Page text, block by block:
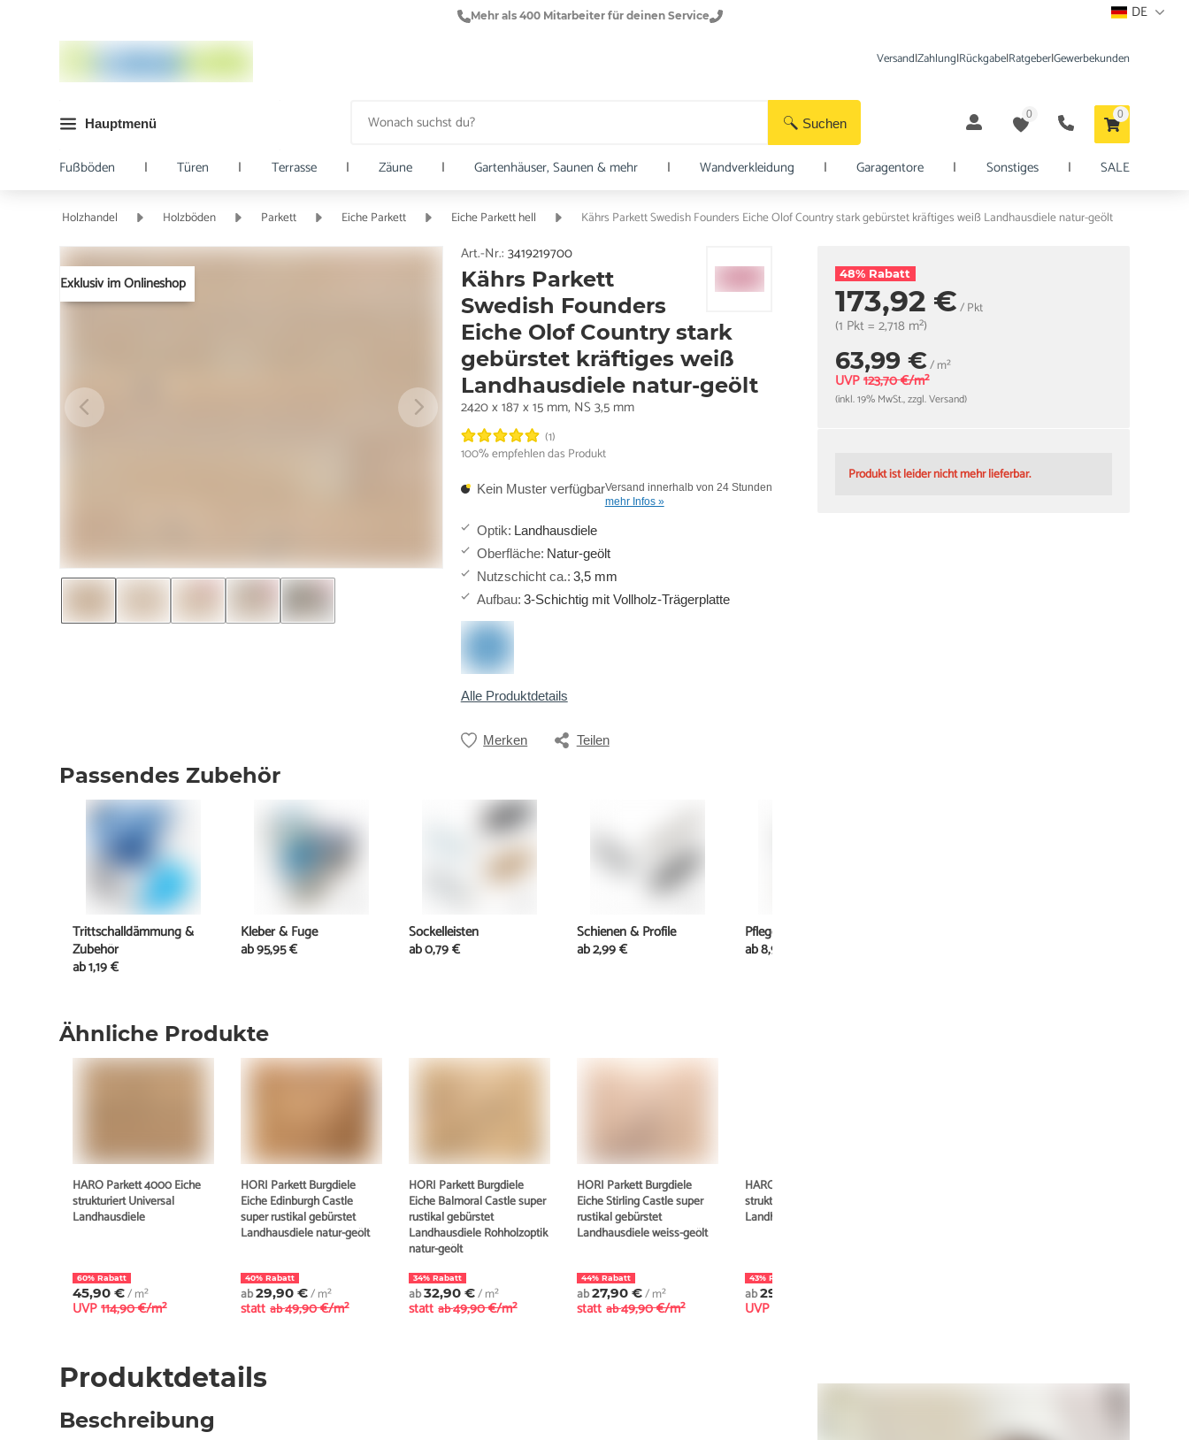
Mehr als 400 Mitarbeiter für deinen Service DE
Suchen
Versand|Zahlung|Rückgabe|Ratgeber|Gewerbekunden
Hauptmenü
0 0
Fußböden | Türen | Terrasse | Zäune | Gartenhäuser, Saunen & mehr | Wandverkleidung | Garagentore | Sonstiges | SALE
Holzhandel Holzböden Parkett Eiche Parkett Eiche Parkett hell Kährs Parkett Swedish Founders Eiche Olof Country stark gebürstet kräftiges weiß Landhausdiele natur-geölt
Exklusiv im Onlineshop
Art.-Nr.: 3419219700
Kährs Parkett
Swedish Founders
Eiche Olof Country stark
gebürstet kräftiges weiß
Landhausdiele natur-geölt
2420 x 187 x 15 mm, NS 3,5 mm
(1)
100% empfehlen das Produkt
Kein Muster verfügbarVersand innerhalb von 24 Stunden
mehr Infos »
Optik: Landhausdiele
Oberfläche: Natur-geölt
Nutzschicht ca.: 3,5 mm
Aufbau: 3-Schichtig mit Vollholz-Trägerplatte
Alle Produktdetails
Merken Teilen
48% Rabatt
173,92 €/ Pkt
(1 Pkt = 2,718 m²)
63,99 €/ m²
UVP 123,70 €/m²
(inkl. 19% MwSt., zzgl. Versand)
Produkt ist leider nicht mehr lieferbar.
Ähnliche Produkte
HARO Parkett 4000 Eiche
strukturiert Universal
Landhausdiele
60% Rabatt
45,90 €/ m²
UVP 114,90 €/m²
HORI Parkett Burgdiele
Eiche Edinburgh Castle
super rustikal gebürstet
Landhausdiele natur-geölt
40% Rabatt
ab29,90 €/ m²
statt ab49,90 €/m²
HORI Parkett Burgdiele
Eiche Balmoral Castle super
rustikal gebürstet
Landhausdiele Rohholzoptik
natur-geölt
34% Rabatt
ab32,90 €/ m²
statt ab49,90 €/m²
HORI Parkett Burgdiele
Eiche Stirling Castle super
rustikal gebürstet
Landhausdiele weiss-geölt
44% Rabatt
ab27,90 €/ m²
statt ab49,90 €/m²
HARO Parkett 2500 Eiche
strukturiert Alabama
Landhausdiele
43% Rabatt
ab29,95 €
UVP
Produktdetails
Beschreibung
Passendes Zubehör
Trittschalldämmung &
Zubehör
ab1,19 €
Kleber & Fuge
ab95,95 €
Sockelleisten
ab0,79 €
Schienen & Profile
ab2,99 €
Pflege
ab8,99 €